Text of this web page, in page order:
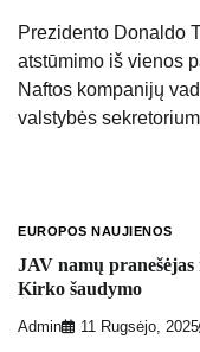
Prezidento Donaldo
atstūmimo iš vienos
Naftos kompanijų
valstybės
EUROPOS NAUJIENOS
JAV namų
Kirko šaudymo
Admin 11 Rugsėjo, 2025